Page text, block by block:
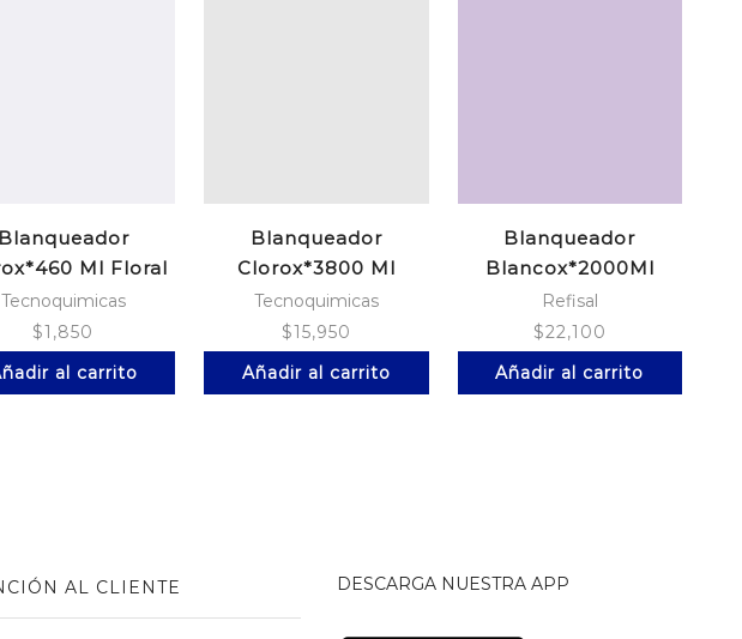
Blanqueador
Ml Floral
Tecnoquimicas
$1,850
al carrito
Blanqueador
Clorox*3800 Ml
Tradicional
Tecnoquimicas
$15,950
Añadir al carrito
Blanqueador
Blancox*2000Ml
Ropa Color*1L
Refisal
$22,100
Añadir al carrito
AL CLIENTE DESCARGA NUESTRA APP